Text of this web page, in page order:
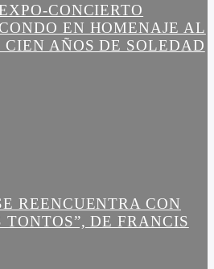
CONCIERTO
EN HOMENAJE AL
AÑOS DE SOLEDAD
REENCUENTRA CON
DE FRANCIS